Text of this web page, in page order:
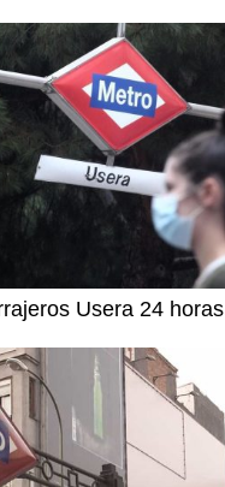
Usera 24 horas